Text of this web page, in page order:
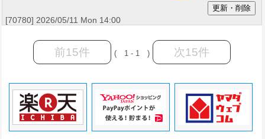
[70780] 2026/05/11 Mon 14:00
前15件 ( 1 - 1 ) 次15件